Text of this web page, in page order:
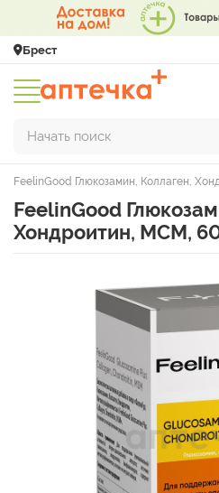
Брест
Начать поиск
FeelinGood Глюкозамин, Коллаген,
FeelinGood
Хондроитин, МСМ,